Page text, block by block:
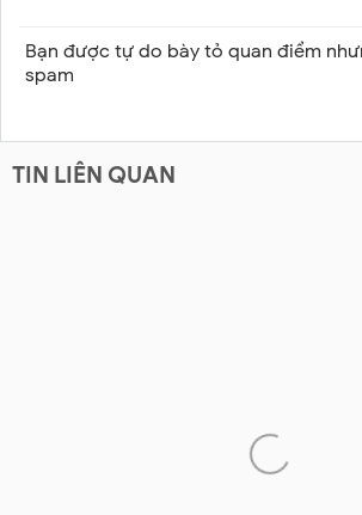
Bạn được tự do bày tỏ quan điểm
spam
TIN LIÊN QUAN